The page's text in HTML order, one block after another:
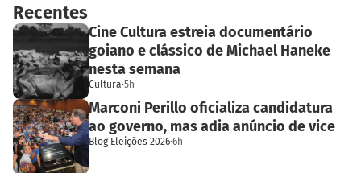
Recentes
Cine Cultura estreia documentário
goiano e clássico de Michael Haneke
nesta semana
Cultura·5h
Marconi Perillo oficializa candidatura
ao governo, mas adia anúncio de vice
Blog Eleições 2026·6h